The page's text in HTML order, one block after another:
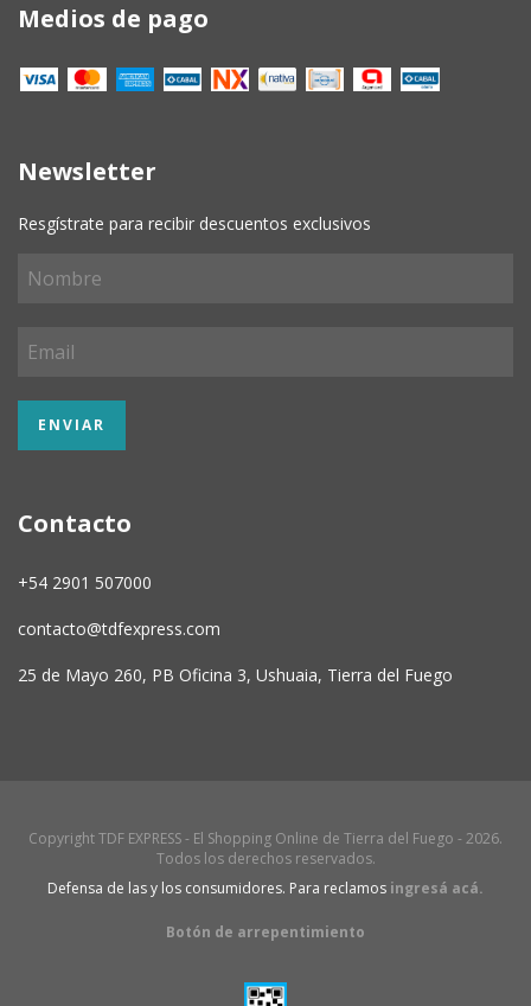
Medios de pago
Newsletter
Resgístrate para recibir descuentos exclusivos
Contacto
+54 2901 507000
contacto@tdfexpress.com
25 de Mayo 260, PB Oficina 3, Ushuaia, Tierra del Fuego
Copyright TDF EXPRESS - El Shopping Online de Tierra del Fuego - 2026.
Todos los derechos reservados.
Defensa de las y los consumidores. Para reclamos ingresá acá.
Botón de arrepentimiento